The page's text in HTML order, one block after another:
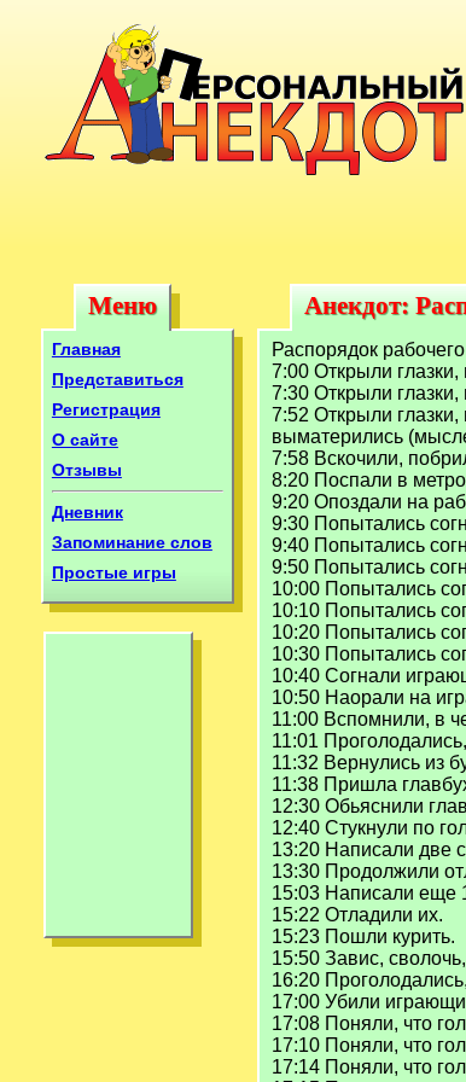
Меню
Меню
Главная
Представиться
Регистрация
О сайте
Отзывы
Дневник
Запоминание слов
Простые игры
Анекдот:
Анекдот:
Распорядок
7:00 Открыли
7:30 Открыли
7:52 Открыли
выматерились
7:58 Вскочили,
8:20 Поспали в
9:20 Опоздали на
9:30 Попытались
9:40 Попытались
9:50 Попытались
10:00 Попытались
10:10 Попытались
10:20 Попытались
10:30 Попытались
10:40 Согнали
10:50 Наорали на
11:00 Вспомнили, в
11:01
11:32 Вернулись из
11:38 Пришла
12:30 Обьяснили
12:40 Стукнули по
13:20 Написали две
13:30 Продолжили
15:03 Написали еще
15:22 Отладили их.
15:23 Пошли курить.
15:50 Завис,
16:20
17:00 Убили
17:08 Поняли, что
17:10 Поняли, что
17:14 Поняли, что